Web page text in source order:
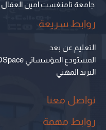
جامعة تامنغست امين
روابط سريعة
التعليم عن بعد
المستودع المؤسساتي DSpace
البريد المهني
تواصل معنا
روابط مهمة